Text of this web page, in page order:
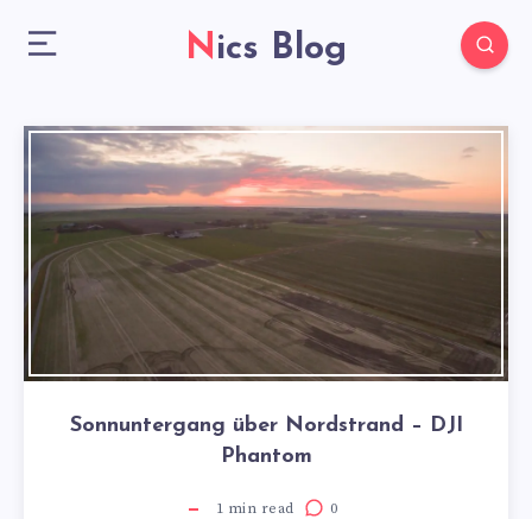
Nics Blog
Sonnuntergang über Nordstrand – DJI
Phantom
1 min read 0